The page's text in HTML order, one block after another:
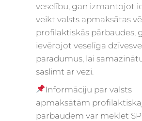
veselību, gan izmantojot
veikt valsts apmaksātas
profilaktiskās pārbaudes,
ievērojot veselīga
paradumus, lai
saslimt ar vēzi.
Informāciju par valsts
apmaksātām
pārbaudēm var meklēt